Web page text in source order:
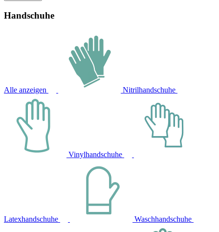
Handschuhe
Alle anzeigen Nitrilhandschuhe
Vinylhandschuhe
Latexhandschuhe Waschhandschuhe